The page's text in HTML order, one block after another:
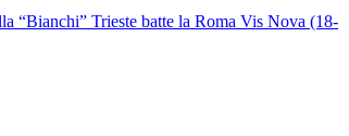
“Bianchi” Trieste batte la Roma Vis Nova (18-